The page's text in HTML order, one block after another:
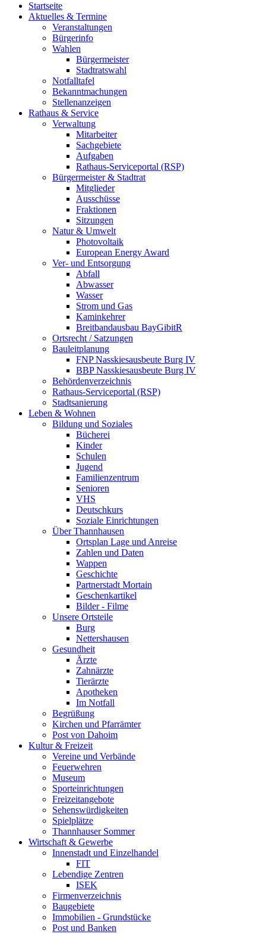
Startseite
Aktuelles & Termine
Veranstaltungen
Bürgerinfo
Wahlen
Bürgermeister
Stadtratswahl
Notfalltafel
Bekanntmachungen
Stellenanzeigen
Rathaus & Service
Verwaltung
Mitarbeiter
Sachgebiete
Aufgaben
Rathaus-Serviceportal (RSP)
Bürgermeister & Stadtrat
Mitglieder
Ausschüsse
Fraktionen
Sitzungen
Natur & Umwelt
Photovoltaik
European Energy Award
Ver- und Entsorgung
Abfall
Abwasser
Wasser
Strom und Gas
Kaminkehrer
Breitbandausbau BayGibitR
Ortsrecht / Satzungen
Bauleitplanung
FNP Nasskiesausbeute Burg IV
BBP Nasskiesausbeute Burg IV
Behördenverzeichnis
Rathaus-Serviceportal (RSP)
Stadtsanierung
Leben & Wohnen
Bildung und Soziales
Bücherei
Kinder
Schulen
Jugend
Familienzentrum
Senioren
VHS
Deutschkurs
Soziale Einrichtungen
Über Thannhausen
Ortsplan Lage und Anreise
Zahlen und Daten
Wappen
Geschichte
Partnerstadt Mortain
Geschenkartikel
Bilder - Filme
Unsere Ortsteile
Burg
Nettershausen
Gesundheit
Ärzte
Zahnärzte
Tierärzte
Apotheken
Im Notfall
Begrüßung
Kirchen und Pfarrämter
Post von Dahoim
Kultur & Freizeit
Vereine und Verbände
Feuerwehren
Museum
Sporteinrichtungen
Freizeitangebote
Sehenswürdigkeiten
Spielplätze
Thannhauser Sommer
Wirtschaft & Gewerbe
Innenstadt und Einzelhandel
FIT
Lebendige Zentren
ISEK
Firmenverzeichnis
Baugebiete
Immobilien - Grundstücke
Post und Banken